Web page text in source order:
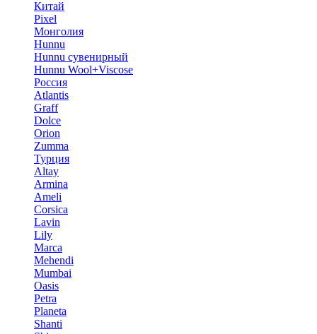
Китай
Pixel
Монголия
Hunnu
Hunnu сувенирный
Hunnu Wool+Viscose
Россия
Atlantis
Graff
Dolce
Orion
Zumma
Турция
Altay
Armina
Ameli
Corsica
Lavin
Lily
Marca
Mehendi
Mumbai
Oasis
Petra
Planeta
Shanti